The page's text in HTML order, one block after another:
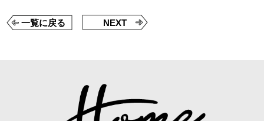
一覧に戻る NEXT